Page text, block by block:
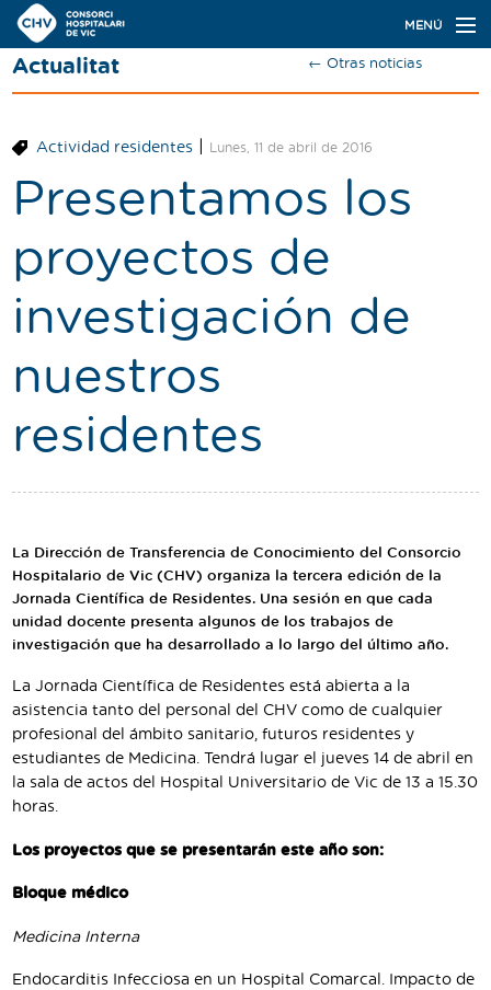
Navegación
principal
MENÚ
Actualidad
Oferta de plazas
Ser residente
Contacto
Buscador
Català Castellano
Segueix-nos:
Actualitat ← Otras noticias
Actividad residentes| Lunes, 11 de abril de 2016
Presentamos los
proyectos de
investigación de
nuestros
residentes
La Dirección de Transferencia de Conocimiento del Consorcio
Hospitalario de Vic (CHV) organiza la tercera edición de la
Jornada Científica de Residentes. Una sesión en que cada
unidad docente presenta algunos de los trabajos de
investigación que ha desarrollado a lo largo del último año.
La Jornada Científica de Residentes está abierta a la
asistencia tanto del personal del CHV como de cualquier
profesional del ámbito sanitario, futuros residentes y
estudiantes de Medicina. Tendrá lugar el jueves 14 de abril en
la sala de actos del Hospital Universitario de Vic de 13 a 15.30
horas.
Los proyectos que se presentarán este año son:
Bloque médico
Medicina Interna
Endocarditis Infecciosa en un Hospital Comarcal. Impacto de